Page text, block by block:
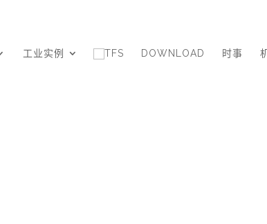
工业实例 DOWNLOAD 时事